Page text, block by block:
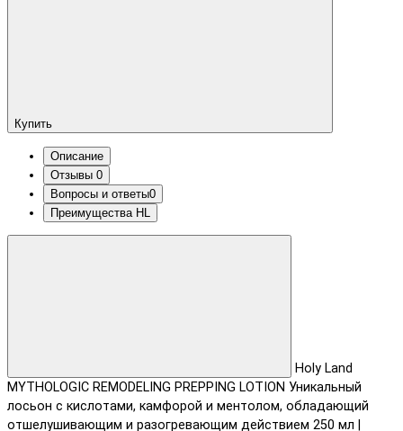
Купить
Описание
Отзывы 0
Вопросы и ответы0
Преимущества HL
Holy Land
MYTHOLOGIC REMODELING PREPPING LOTION Уникальный
лосьон с кислотами, камфорой и ментолом, обладающий
отшелушивающим и разогревающим действием 250 мл |